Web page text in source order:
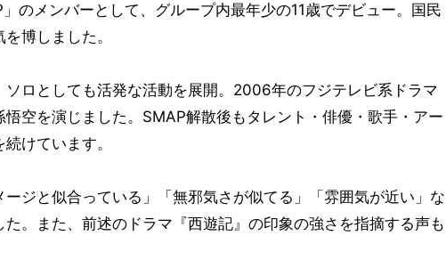
のメンバーとして、グループ内最年少の11歳でデビュー。国民
博しました。
ソロとしても活発な活動を展開。2006年のフジテレビ系ドラマ
悟空を演じました。SMAP解散後もタレント・俳優・歌手・アー
けています。
ジと似合っている」「無邪気さが似てる」「雰囲気が近い」な
。また、前述のドラマ『西遊記』の印象の強さを指摘する声も